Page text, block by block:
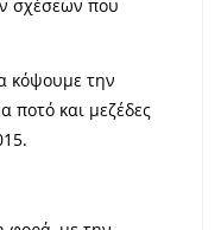
σχέσεων που
κόψουμε την
ποτό και μεζέδες